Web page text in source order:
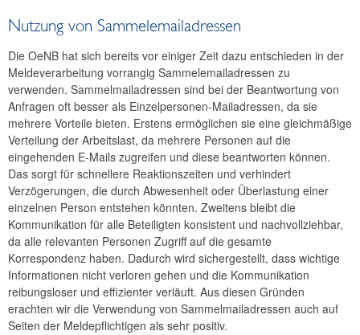
Nutzung von Sammelemailadressen
Die OeNB hat sich bereits vor einiger Zeit dazu entschieden in der
Meldeverarbeitung vorrangig Sammelemailadressen zu
verwenden. Sammelmailadressen sind bei der Beantwortung von
Anfragen oft besser als Einzelpersonen-Mailadressen, da sie
mehrere Vorteile bieten. Erstens ermöglichen sie eine gleichmäßige
Verteilung der Arbeitslast, da mehrere Personen auf die
eingehenden E-Mails zugreifen und diese beantworten können.
Das sorgt für schnellere Reaktionszeiten und verhindert
Verzögerungen, die durch Abwesenheit oder Überlastung einer
einzelnen Person entstehen könnten. Zweitens bleibt die
Kommunikation für alle Beteiligten konsistent und nachvollziehbar,
da alle relevanten Personen Zugriff auf die gesamte
Korrespondenz haben. Dadurch wird sichergestellt, dass wichtige
Informationen nicht verloren gehen und die Kommunikation
reibungsloser und effizienter verläuft. Aus diesen Gründen
erachten wir die Verwendung von Sammelmailadressen auch auf
Seiten der Meldepflichtigen als sehr positiv.